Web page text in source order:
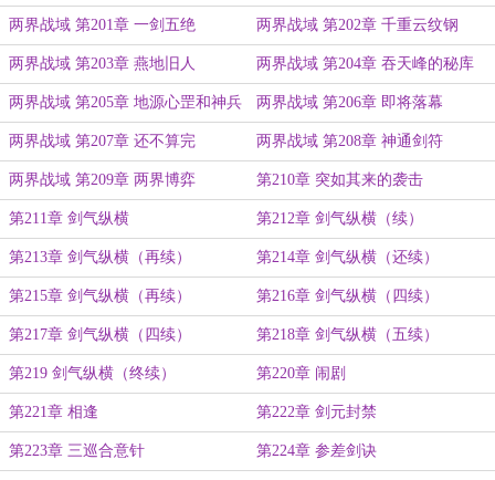
两界战域 第201章 一剑五绝 两界战域 第202章 千重云纹钢
两界战域 第203章 燕地旧人 两界战域 第204章 吞天峰的秘库
两界战域 第205章 地源心罡和神兵
碰撞
两界战域 第206章 即将落幕
两界战域 第207章 还不算完 两界战域 第208章 神通剑符
两界战域 第209章 两界博弈 第210章 突如其来的袭击
第211章 剑气纵横 第212章 剑气纵横（续）
第213章 剑气纵横（再续） 第214章 剑气纵横（还续）
第215章 剑气纵横（再续） 第216章 剑气纵横（四续）
第217章 剑气纵横（四续） 第218章 剑气纵横（五续）
第219 剑气纵横（终续） 第220章 闹剧
第221章 相逢 第222章 剑元封禁
第223章 三巡合意针 第224章 参差剑诀